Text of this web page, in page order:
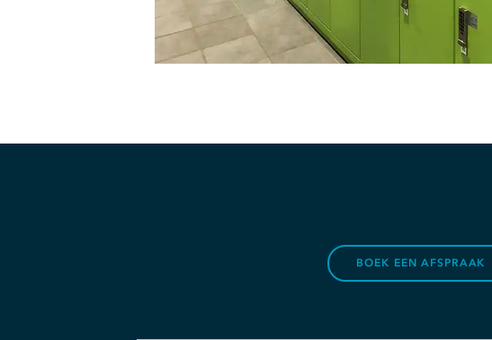
BOEK EEN AFSPRAAK